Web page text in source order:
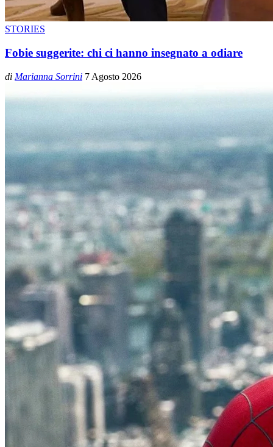
STORIES
Fobie suggerite: chi ci hanno insegnato a odiare
di Marianna Sorrini 7 Agosto 2026